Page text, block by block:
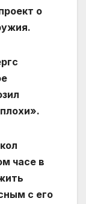
о
часе в
с его